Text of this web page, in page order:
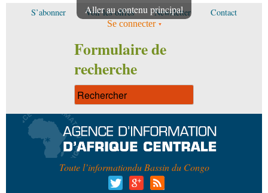
Aller au contenu principal
S’abonner Voir les offres Newsletter Contact
Se connecter
Formulaire de
recherche
Toute l’informationdu Bassin du Congo